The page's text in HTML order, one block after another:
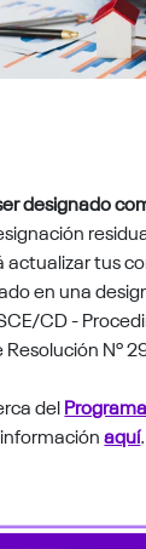
designado
actualizar tus
en una
CD -
Nº
del
aquí.